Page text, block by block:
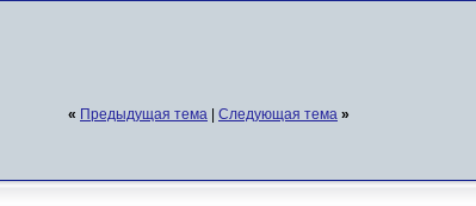
« Предыдущая тема Следующая тема »